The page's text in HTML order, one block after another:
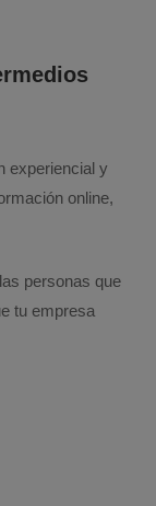
experiencial y
online,
personas que
tu empresa